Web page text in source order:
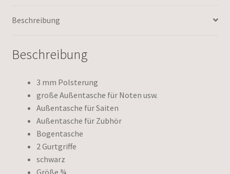
Beschreibung
Beschreibung
3 mm Polsterung
große Außentasche für Noten usw.
Außentasche für Saiten
Außentasche für Zubhör
Bogentasche
2 Gurtgriffe
schwarz